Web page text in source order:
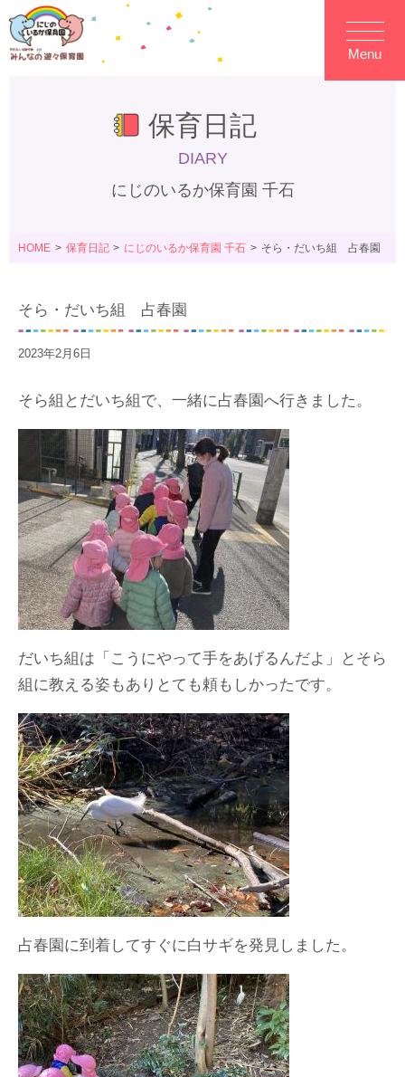
Menu
保育日記
DIARY
にじのいるか保育園 千石
HOME 保育日記 にじのいるか保育園 千石 そら・だいち組 占春園
そら・だいち組 占春園
2023年2月6日
そら組とだいち組で、一緒に占春園へ行きました。
だいち組は「こうにやって手をあげるんだよ」とそら
組に教える姿もありとても頼もしかったです。
占春園に到着してすぐに白サギを発見しました。